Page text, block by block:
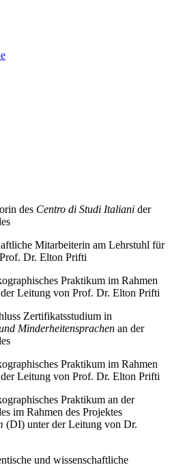
des Centro di Studi Italiani der
Mitarbeiterin am Lehrstuhl für
Dr. Elton Prifti
Praktikum im Rahmen
Leitung von Prof. Dr. Elton Prifti
Zertifikatsstudium in
Minderheitensprachen an der
Praktikum im Rahmen
Leitung von Prof. Dr. Elton Prifti
Praktikum an der
im Rahmen des Projektes
(DI) unter der Leitung von Dr.
und wissenschaftliche